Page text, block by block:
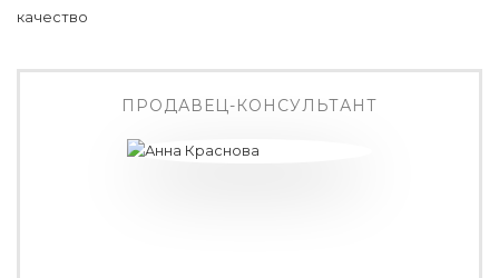
ПРОДАВЕЦ-КОНСУЛЬТАНТ